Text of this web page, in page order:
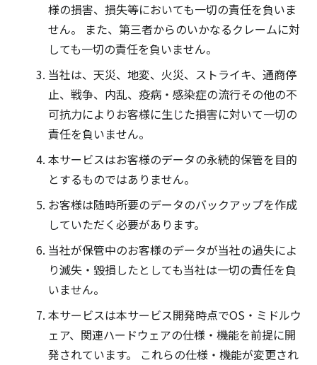
様の損害、損失等においても一切の責任を負いま
せん。 また、第三者からのいかなるクレームに対
しても一切の責任を負いません。
当社は、天災、地変、火災、ストライキ、通商停
止、戦争、内乱、疫病・感染症の流行その他の不
可抗力によりお客様に生じた損害に対いて一切の
責任を負いません。
本サービスはお客様のデータの永続的保管を目的
とするものではありません。
お客様は随時所要のデータのバックアップを作成
していただく必要があります。
当社が保管中のお客様のデータが当社の過失によ
り滅失・毀損したとしても当社は一切の責任を負
いません。
本サービスは本サービス開発時点でOS・ミドルウ
ェア、関連ハードウェアの仕様・機能を前提に開
発されています。 これらの仕様・機能が変更され